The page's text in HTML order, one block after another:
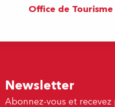
Office de Tourisme
Newsletter
Abonnez-vous et recevez